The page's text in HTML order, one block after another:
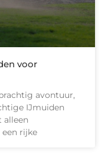
voor
avontuur,
IJmuiden
alleen
rijke